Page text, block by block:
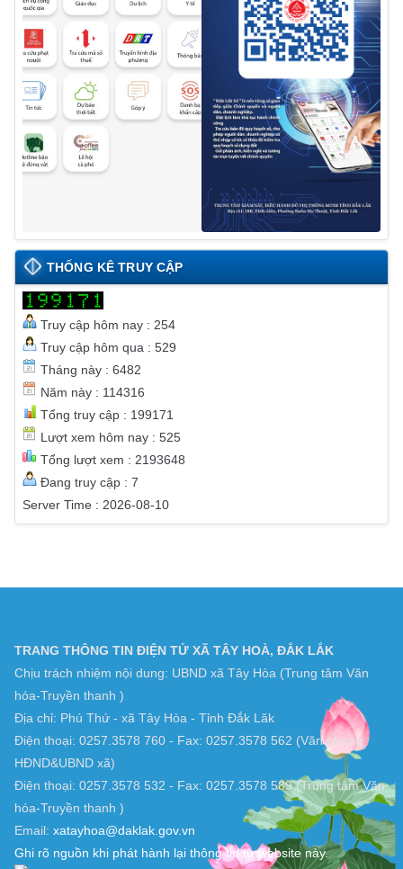
THỐNG KÊ TRUY CẬP
Truy cập hôm nay : 254
Truy cập hôm qua : 529
Tháng này : 6482
Năm này : 114316
Tổng truy cập : 199171
Lượt xem hôm nay : 525
Tổng lượt xem : 2193648
Đang truy cập : 7
Server Time : 2026-08-10
TRANG THÔNG TIN ĐIỆN TỬ XÃ TÂY HOÀ, ĐẮK LẮK
Chịu trách nhiệm nội dung: UBND xã Tây Hòa (Trung tâm Văn
hóa-Truyền thanh )
Địa chỉ: Phú Thứ - xã Tây Hòa - Tỉnh Đắk Lăk
Điện thoại: 0257.3578 760 - Fax: 0257.3578 562 (Văn phòng
HĐND&UBND xã)
Điện thoại: 0257.3578 532 - Fax: 0257.3578 589 (Trung tâm Văn
hóa-Truyền thanh )
Email: xatayhoa@daklak.gov.vn
Ghi rõ nguồn khi phát hành lại thông tin từ website này.